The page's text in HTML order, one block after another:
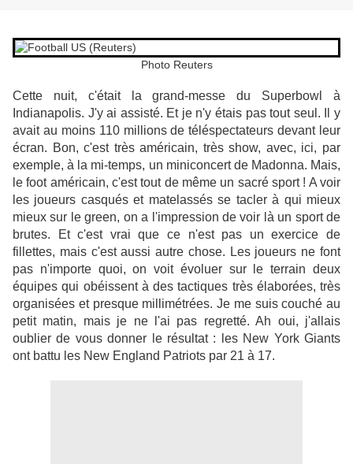
Photo Reuters
Cette nuit, c'était la grand-messe du Superbowl à
Indianapolis. J'y ai assisté. Et je n'y étais pas tout seul. Il y
avait au moins 110 millions de téléspectateurs devant leur
écran. Bon, c'est très américain, très show, avec, ici, par
exemple, à la mi-temps, un miniconcert de Madonna. Mais,
le foot américain, c'est tout de même un sacré sport ! A voir
les joueurs casqués et matelassés se tacler à qui mieux
mieux sur le green, on a l'impression de voir là un sport de
brutes. Et c'est vrai que ce n'est pas un exercice de
fillettes, mais c'est aussi autre chose. Les joueurs ne font
pas n'importe quoi, on voit évoluer sur le terrain deux
équipes qui obéissent à des tactiques très élaborées, très
organisées et presque millimétrées. Je me suis couché au
petit matin, mais je ne l'ai pas regretté. Ah oui, j'allais
oublier de vous donner le résultat : les New York Giants
ont battu les New England Patriots par 21 à 17.